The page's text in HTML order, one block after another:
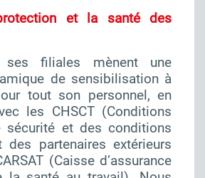
et la santé des
ses filiales mènent une
de sensibilisation à
tout son personnel, en
les CHSCT (Conditions
sécurité et des conditions
partenaires extérieurs
(Caisse d’assurance